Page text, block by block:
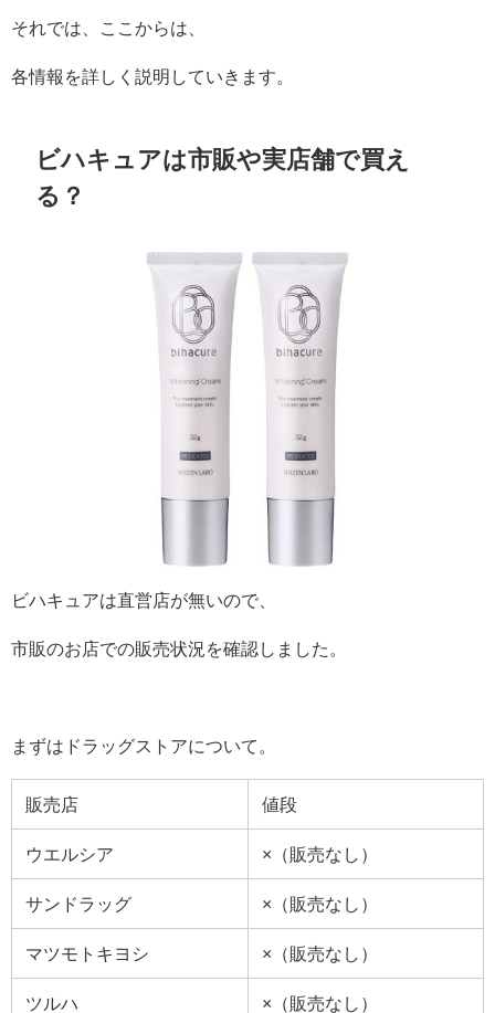
それでは、ここからは、
各情報を詳しく説明していきます。
ビハキュアは市販や実店舗で買え
る？
ビハキュアは直営店が無いので、
市販のお店での販売状況を確認しました。
まずはドラッグストアについて。
販売店 値段
ウエルシア ×（販売なし）
サンドラッグ ×（販売なし）
マツモトキヨシ ×（販売なし）
ツルハ ×（販売なし）